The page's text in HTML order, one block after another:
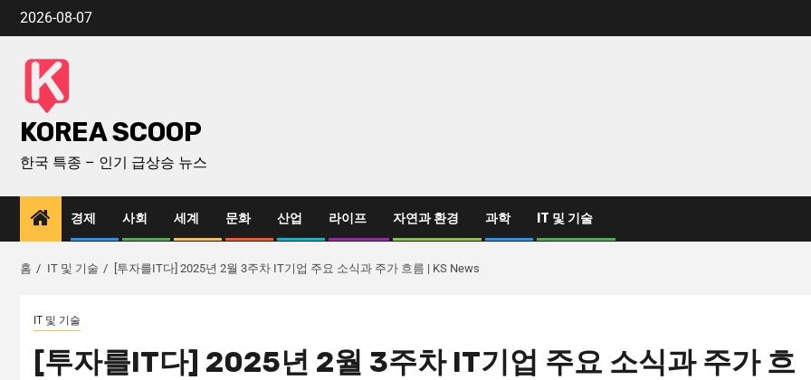
2026-08-07
KOREA SCOOP
한국 특종 – 인기 급상승 뉴스
경제 사회 세계 문화 산업 라이프 자연과 환경 과학 IT 및 기술
홈 IT 및 기술 [투자를IT다] 2025년 2월 3주차 IT기업 주요 소식과 주가 흐름 | KS News
IT 및 기술
[투자를IT다] 2025년 2월 3주차 IT기업 주요 소식과 주가 흐